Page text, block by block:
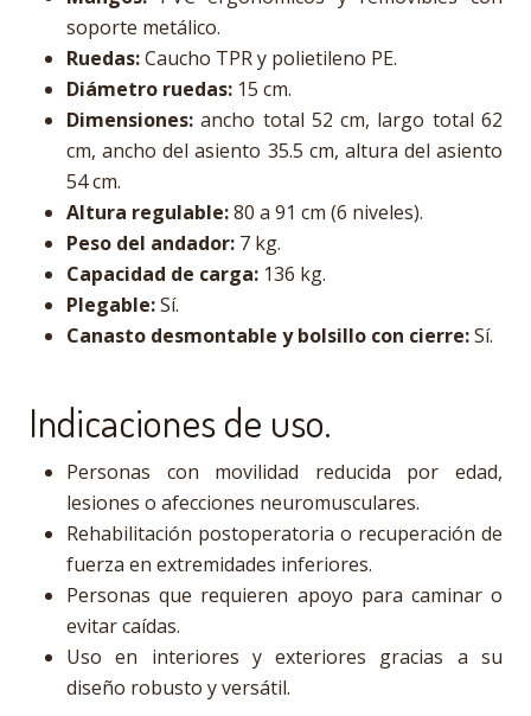
soporte metálico.
Ruedas:Caucho TPR y polietileno PE.
Diámetro ruedas: 15 cm.
Dimensiones: ancho total 52 cm, largo total 62
cm, ancho del asiento 35.5 cm, altura del asiento
54 cm.
Altura regulable:80 a 91 cm (6 niveles).
Peso del andador: 7 kg.
Capacidad de carga: 136 kg.
Plegable:Sí.
Canasto desmontable y bolsillo con cierre:Sí.
Indicaciones de uso.
Personas con movilidad reducida por edad,
lesiones o afecciones neuromusculares.
Rehabilitación postoperatoria o recuperación de
fuerza en extremidades inferiores.
Personas que requieren apoyo para caminar o
evitar caídas.
Uso en interiores y exteriores gracias a su
diseño robusto y versátil.